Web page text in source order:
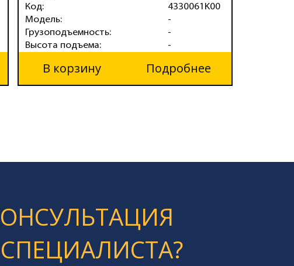
Код:
Модель:
Грузоподъемность:
Высота подъема:
4330061K00
-
-
-
В корзину Подробнее